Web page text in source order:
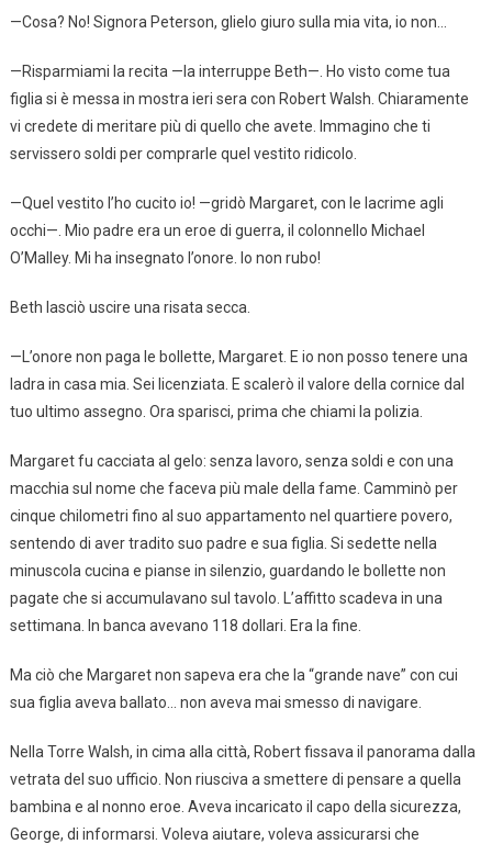
—Cosa? No! Signora Peterson, glielo giuro sulla mia vita, io non…
—Risparmiami la recita —la interruppe Beth—. Ho visto come tua
figlia si è messa in mostra ieri sera con Robert Walsh. Chiaramente
vi credete di meritare più di quello che avete. Immagino che ti
servissero soldi per comprarle quel vestito ridicolo.
—Quel vestito l’ho cucito io! —gridò Margaret, con le lacrime agli
occhi—. Mio padre era un eroe di guerra, il colonnello Michael
O’Malley. Mi ha insegnato l’onore. Io non rubo!
Beth lasciò uscire una risata secca.
—L’onore non paga le bollette, Margaret. E io non posso tenere una
ladra in casa mia. Sei licenziata. E scalerò il valore della cornice dal
tuo ultimo assegno. Ora sparisci, prima che chiami la polizia.
Margaret fu cacciata al gelo: senza lavoro, senza soldi e con una
macchia sul nome che faceva più male della fame. Camminò per
cinque chilometri fino al suo appartamento nel quartiere povero,
sentendo di aver tradito suo padre e sua figlia. Si sedette nella
minuscola cucina e pianse in silenzio, guardando le bollette non
pagate che si accumulavano sul tavolo. L’affitto scadeva in una
settimana. In banca avevano 118 dollari. Era la fine.
Ma ciò che Margaret non sapeva era che la “grande nave” con cui
sua figlia aveva ballato… non aveva mai smesso di navigare.
Nella Torre Walsh, in cima alla città, Robert fissava il panorama dalla
vetrata del suo ufficio. Non riusciva a smettere di pensare a quella
bambina e al nonno eroe. Aveva incaricato il capo della sicurezza,
George, di informarsi. Voleva aiutare, voleva assicurarsi che